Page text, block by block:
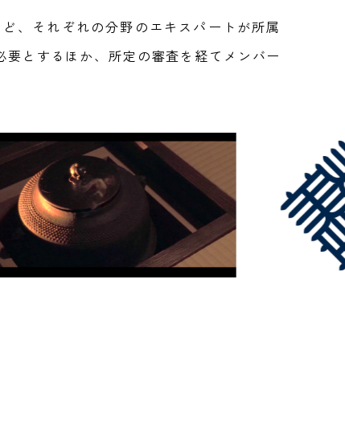
、それぞれの分野のエキスパートが所属
とするほか、所定の審査を経てメンバー